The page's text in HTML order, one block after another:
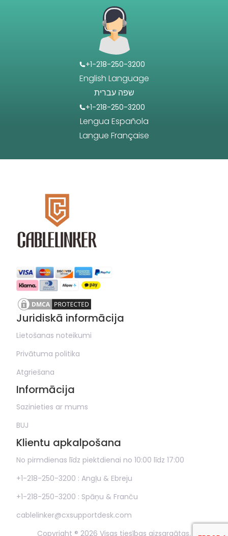
+1-218-250-3200
English Language
שפה עברית
+1-218-250-3200
Lengua Española
Langue Française
Juridiskā informācija
Lietošanas noteikumi
Privātuma politika
Atgriešana
Informācija
Sazinieties ar mums
BUJ
Klientu apkalpošana
No pirmdienas līdz piektdienai no 10:00 līdz 17:00
+1-218-250-3200 : Angļu & Ebreju
+1-218-250-3200 : Spāņu & Franču
cablelinker@cxsupportdesk.com
Copyright ® 2026 Visas tiesības aizsargātas.